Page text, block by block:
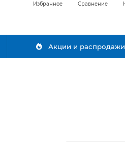
Избранное Сравнение
Акции и распродажи